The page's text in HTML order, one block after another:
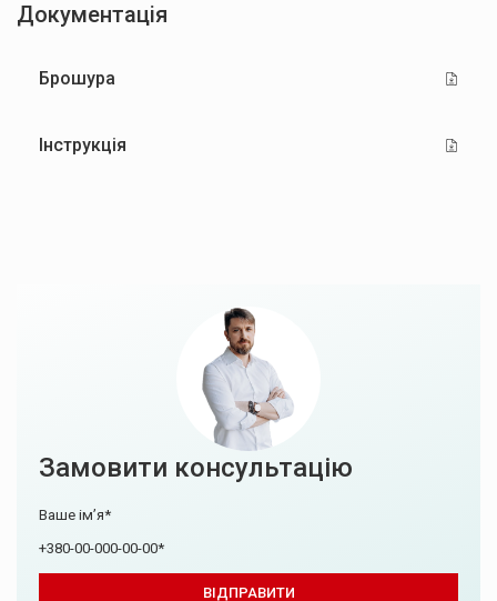
Документація
Брошура
Інструкція
Замовити консультацію